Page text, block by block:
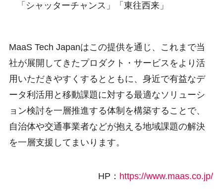
「シャッターチャンス」「東往西来」
MaaS Tech Japanはこの提供を通じ、これまで当
社が展開してきたプロダクト・サービスをより活
用いただきやすくするとともに、身近で有益なデ
ータ利活用と移動課題に対する最適なソリューシ
ョン検討を一層推進する体制を構築することで、
自治体や交通事業者などが抱える地域課題の解決
を一層支援してまいります。
HP： https://www.maas.co.jp/